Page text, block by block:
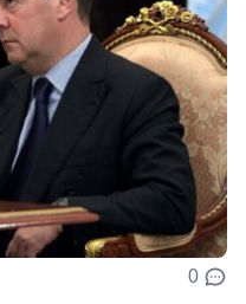
0